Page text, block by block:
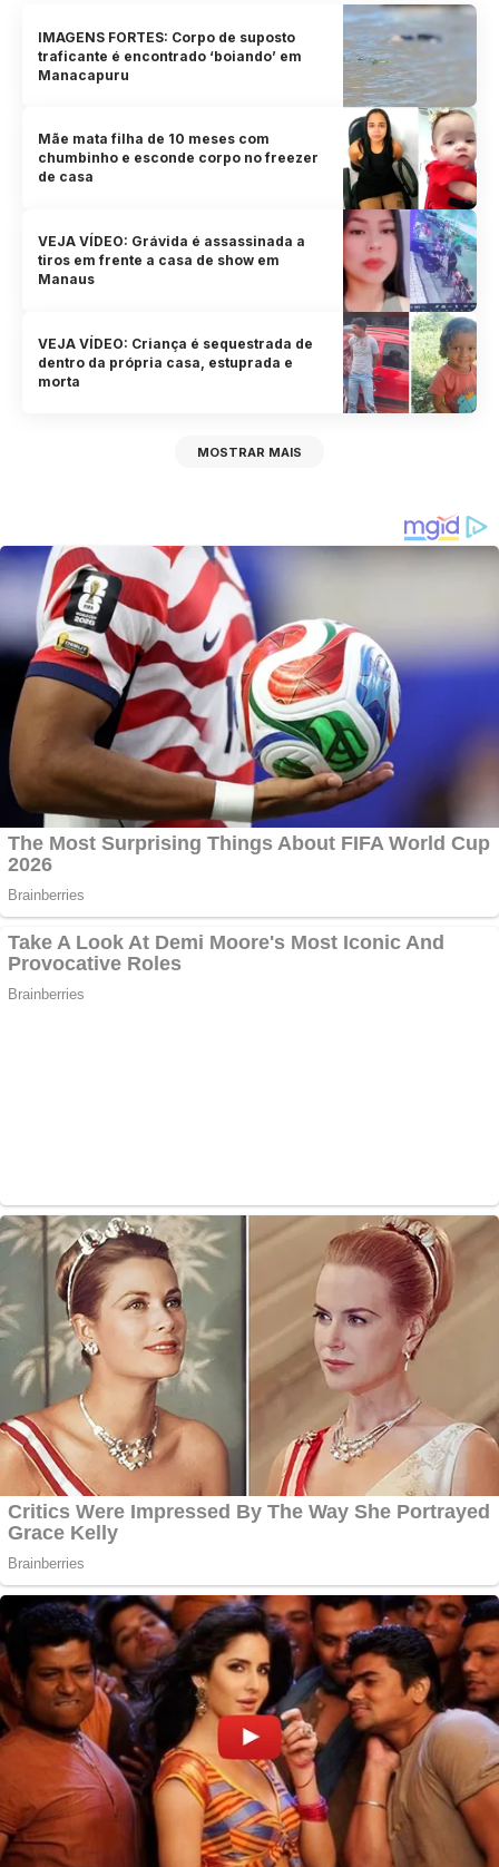
IMAGENS FORTES: Corpo de suposto
traficante é encontrado ‘boiando’ em
Manacapuru
Mãe mata filha de 10 meses com
chumbinho e esconde corpo no freezer
de casa
VEJA VÍDEO: Grávida é assassinada a
tiros em frente a casa de show em
Manaus
VEJA VÍDEO: Criança é sequestrada de
dentro da própria casa, estuprada e
morta
MOSTRAR MAIS